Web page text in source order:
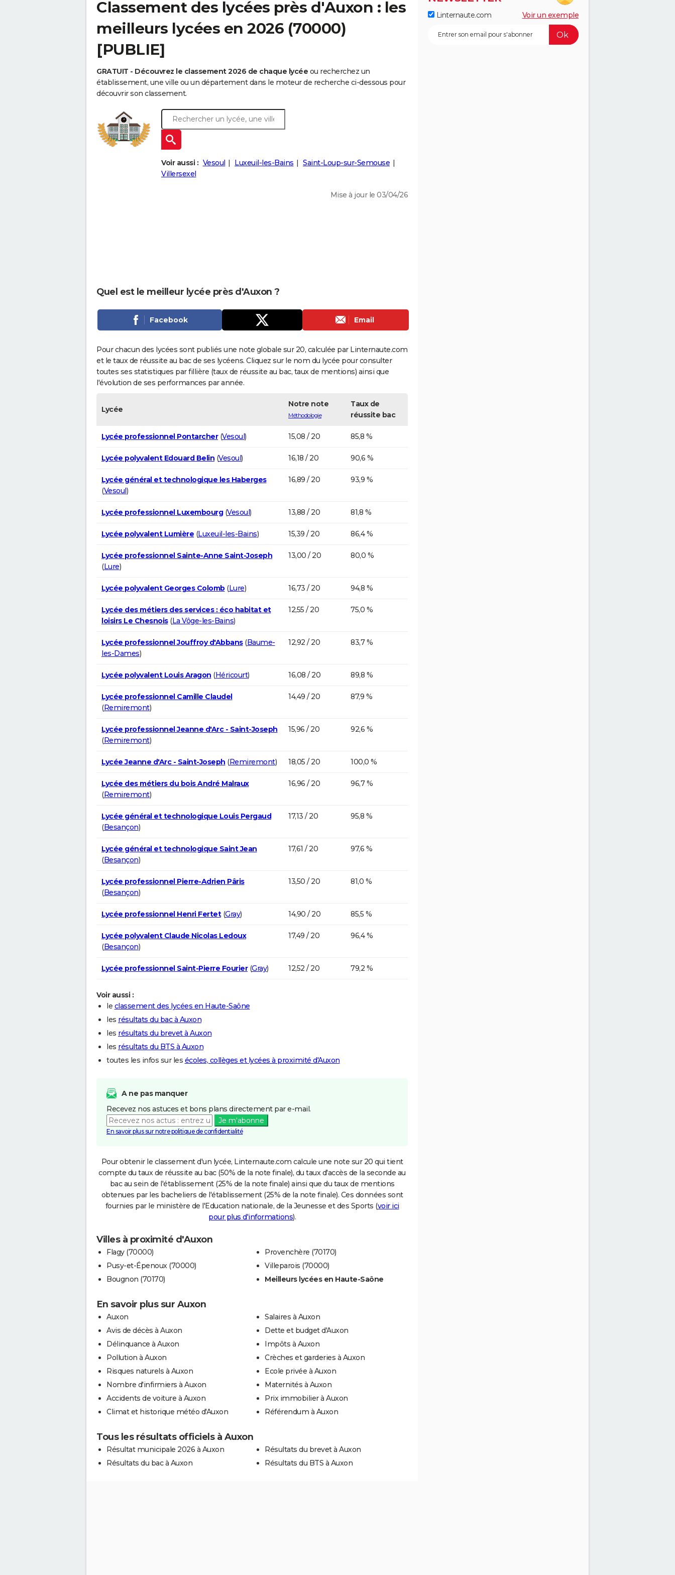
Classement des lycées près d'Auxon : les
meilleurs lycées en 2026 (70000)
[PUBLIE]
GRATUIT - Découvrez le classement 2026 de chaque lycée ou recherchez un
établissement, une ville ou un département dans le moteur de recherche ci-dessous pour
découvrir son classement.
Voir aussi : Vesoul Luxeuil-les-Bains
Saint-Loup-sur-Semouse
Villersexel
Mise à jour le 03/04/26
Quel est le meilleur lycée près d'Auxon ?
Facebook Email
Pour chacun des lycées sont publiés une note globale sur 20, calculée par Linternaute.com
et le taux de réussite au bac de ses lycéens. Cliquez sur le nom du lycée pour consulter
toutes ses statistiques par fillière (taux de réussite au bac, taux de mentions) ainsi que
l'évolution de ses performances par année.
Lycée
Notre note
Méthodologie
Taux de
réussite bac
Lycée professionnel Pontarcher(Vesoul) 15,08 / 20 85,8 %
Lycée polyvalent Edouard Belin (Vesoul) 16,18 / 20 90,6 %
Lycée général et technologique les Haberges
(Vesoul)
16,89 / 20 93,9 %
Lycée professionnel Luxembourg(Vesoul) 13,88 / 20 81,8 %
Lycée polyvalent Lumière (Luxeuil-les-Bains) 15,39 / 20 86,4 %
Lycée professionnel Sainte-Anne Saint-Joseph
(Lure)
13,00 / 20 80,0 %
Lycée polyvalent Georges Colomb (Lure) 16,73 / 20 94,8 %
Lycée des métiers des services : éco habitat et
loisirs Le Chesnois(La Vôge-les-Bains)
12,55 / 20 75,0 %
Lycée professionnel Jouffroy d'Abbans(Baume-
les-Dames)
12,92 / 20 83,7 %
Lycée polyvalent Louis Aragon (Héricourt) 16,08 / 20 89,8 %
Lycée professionnel Camille Claudel
(Remiremont)
14,49 / 20 87,9 %
Lycée professionnel Jeanne d'Arc - Saint-Joseph
(Remiremont)
15,96 / 20 92,6 %
Lycée Jeanne d'Arc - Saint-Joseph (Remiremont) 18,05 / 20 100,0 %
Lycée des métiers du bois André Malraux
(Remiremont)
16,96 / 20 96,7 %
Lycée général et technologique Louis Pergaud
(Besançon)
17,13 / 20 95,8 %
Lycée général et technologique Saint Jean
(Besançon)
17,61 / 20 97,6 %
Lycée professionnel Pierre-Adrien Pâris
(Besançon)
13,50 / 20 81,0 %
Lycée professionnel Henri Fertet(Gray) 14,90 / 20 85,5 %
Lycée polyvalent Claude Nicolas Ledoux
(Besançon)
17,49 / 20 96,4 %
Lycée professionnel Saint-Pierre Fourier(Gray) 12,52 / 20 79,2 %
Voir aussi :
le classement des lycées en Haute-Saône
les résultats du bac à Auxon
les résultats du brevet à Auxon
les résultats du BTS à Auxon
toutes les infos sur les écoles, collèges et lycées à proximité d'Auxon
A ne pas manquer
Recevez nos astuces et bons plans directement par e-mail.
Je m'abonne
En savoir plus sur notre politique de confidentialité
Pour obtenir le classement d'un lycée, Linternaute.com calcule une note sur 20 qui tient
compte du taux de réussite au bac (50% de la note finale), du taux d'accès de la seconde au
bac au sein de l'établissement (25% de la note finale) ainsi que du taux de mentions
obtenues par les bacheliers de l'établissement (25% de la note finale). Ces données sont
fournies par le ministère de l'Education nationale, de la Jeunesse et des Sports (voir ici
pour plus d'informations).
Villes à proximité d'Auxon
Flagy (70000)
Pusy-et-Épenoux (70000)
Bougnon (70170)
Provenchère (70170)
Villeparois (70000)
Meilleurs lycées en Haute-Saône
En savoir plus sur Auxon
Auxon
Avis de décès à Auxon
Délinquance à Auxon
Pollution à Auxon
Risques naturels à Auxon
Nombre d'infirmiers à Auxon
Accidents de voiture à Auxon
Climat et historique météo d'Auxon
Salaires à Auxon
Dette et budget d'Auxon
Impôts à Auxon
Crèches et garderies à Auxon
Ecole privée à Auxon
Maternités à Auxon
Prix immobilier à Auxon
Référendum à Auxon
Tous les résultats officiels à Auxon
Résultat municipale 2026 à Auxon
Résultats du bac à Auxon
Résultats du brevet à Auxon
Résultats du BTS à Auxon
Linternaute.com Voir un exemple